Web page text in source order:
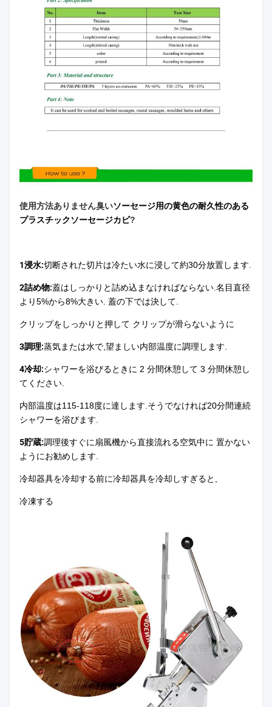
使用方法ありません臭いソーセージ用の黄色の耐久性のある
プラスチックソーセージカビ?
1浸水:切断された切片は冷たい水に浸して約30分放置します.
2詰め物:蓋はしっかりと詰め込まなければならない.名目直径
より5%から8%大きい. 蓋の下では決して.
クリップをしっかりと押して クリップが滑らないように
3調理:蒸気または水で,望ましい内部温度に調理します.
4冷却:シャワーを浴びるときに 2 分間休憩して 3 分間休憩し
てください.
内部温度は115-118度に達します.そうでなければ20分間連続
シャワーを浴びます.
5貯蔵:調理後すぐに扇風機から直接流れる空気中に 置かない
ようにお勧めします.
冷却器具を冷却する前に冷却器具を冷却しすぎると,
冷凍する